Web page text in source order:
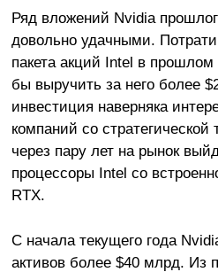
Ряд вложений Nvidia
довольно удачными.
пакета акций Intel в прошлом
бы выручить за него более
инвестиция наверняка
компаний со стратегической
через пару лет на рынок
процессоры Intel со
RTX.
С начала текущего года
активов более $40 млрд. Из